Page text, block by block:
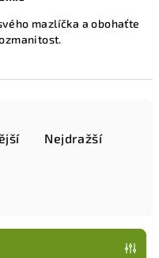
mazlíčka a obohaťte
Nejdražší